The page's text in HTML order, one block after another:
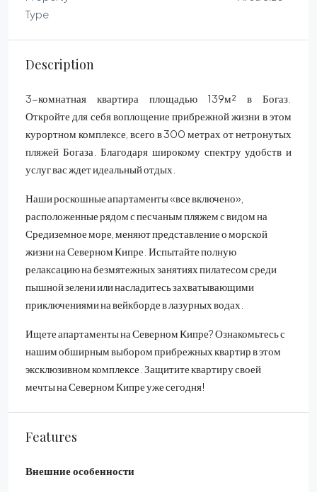
Type
Description
3-комнатная квартира площадью 139м² в Богаз.
Откройте для себя воплощение прибрежной жизни в этом
курортном комплексе, всего в 300 метрах от нетронутых
пляжей Богаза. Благодаря широкому спектру удобств и
услуг вас ждет идеальный отдых.
Наши роскошные апартаменты «все включено»,
расположенные рядом с песчаным пляжем с видом на
Средиземное море, меняют представление о морской
жизни на Северном Кипре. Испытайте полную
релаксацию на безмятежных занятиях пилатесом среди
пышной зелени или насладитесь захватывающими
приключениями на вейкборде в лазурных водах.
Ищете апартаменты на Северном Кипре? Ознакомьтесь с
нашим обширным выбором прибрежных квартир в этом
эксклюзивном комплексе. Защитите квартиру своей
мечты на Северном Кипре уже сегодня!
Features
Внешние особенности